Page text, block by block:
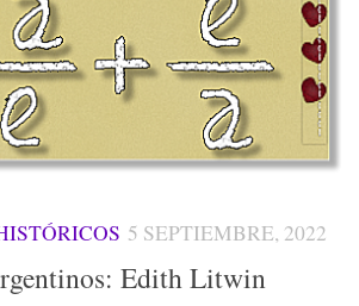
5 SEPTIEMBRE, 2022
Edith Litwin